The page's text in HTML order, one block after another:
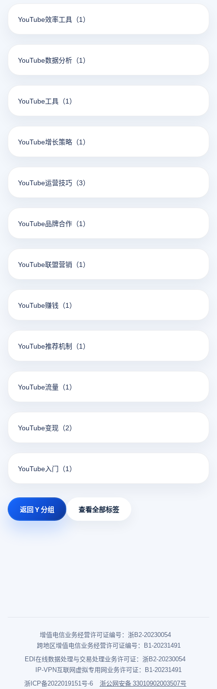
YouTube效率工具 （1）
YouTube数据分析 （1）
YouTube工具 （1）
YouTube增长策略 （1）
YouTube运营技巧 （3）
YouTube品牌合作 （1）
YouTube联盟营销 （1）
YouTube赚钱 （1）
YouTube推荐机制 （1）
YouTube流量 （1）
YouTube变现 （2）
YouTube入门 （1）
返回 Y 分组 查看全部标签
增值电信业务经营许可证编号：浙B2-20230054
跨地区增值电信业务经营许可证编号：B1-20231491
EDI在线数据处理与交易处理业务许可证：浙B2-20230054
IP-VPN互联网虚拟专用网业务许可证：B1-20231491
浙ICP备2022019151号-6
浙公网安备 33010902003507号